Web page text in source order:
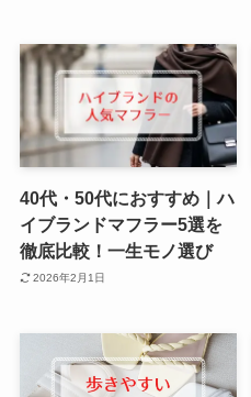
40代・50代におすすめ｜ハ
イブランドマフラー5選を
徹底比較！一生モノ選び
2026年2月1日